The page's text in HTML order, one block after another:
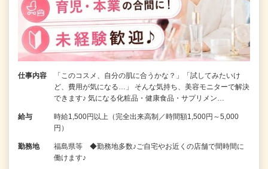
仕事内容
「このコスメ、自分の肌に合うかな？」「試してみたいけ
ど、費用が気になる…」 そんな気持ち、美容モニターで解決
できます♪ 気になる化粧品・健康食品・サプリメン…
給与
時給1,500円以上（完全出来高制／時間額1,500円～5,000
円）
勤務地
福島県等 ◆勤務地多数♪ご自宅やお近くの店舗で間時間に
働けます♪